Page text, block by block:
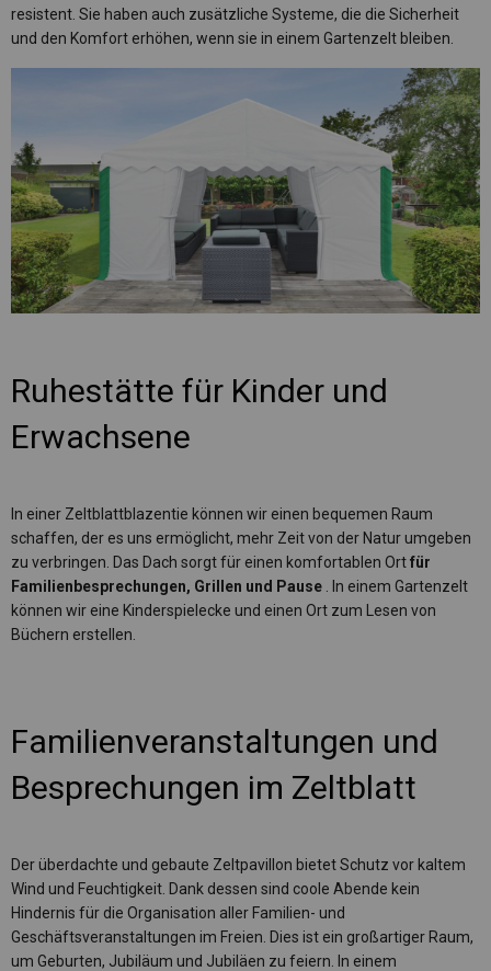
resistent. Sie haben auch zusätzliche Systeme, die die Sicherheit
und den Komfort erhöhen, wenn sie in einem Gartenzelt bleiben.
Ruhestätte für Kinder und
Erwachsene
In einer Zeltblattblazentie können wir einen bequemen Raum
schaffen, der es uns ermöglicht, mehr Zeit von der Natur umgeben
zu verbringen. Das Dach sorgt für einen komfortablen Ortfür
Familienbesprechungen, Grillen und Pause . In einem Gartenzelt
können wir eine Kinderspielecke und einen Ort zum Lesen von
Büchern erstellen.
Familienveranstaltungen und
Besprechungen im Zeltblatt
Der überdachte und gebaute Zeltpavillon bietet Schutz vor kaltem
Wind und Feuchtigkeit. Dank dessen sind coole Abende kein
Hindernis für die Organisation aller Familien- und
Geschäftsveranstaltungen im Freien. Dies ist ein großartiger Raum,
um Geburten, Jubiläum und Jubiläen zu feiern. In einem